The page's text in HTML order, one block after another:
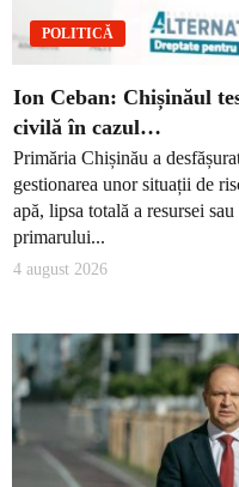
POLITICĂ
Ion Ceban: Chișinăul
civilă în cazul…
Primăria Chișinău a
gestionarea unor situații de
apă, lipsa totală a resursei
primarului...
4 august 2026